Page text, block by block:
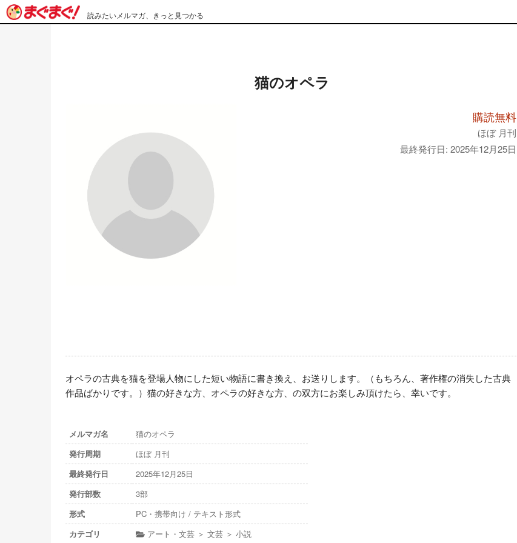
読みたいメルマガ、きっと見つかる
猫のオペラ
購読無料
ほぼ 月刊
最終発行日: 2025年12月25日
オペラの古典を猫を登場人物にした短い物語に書き換え、お送りします。（もちろん、著作権の消失した古典
作品ばかりです。）猫の好きな方、オペラの好きな方、の双方にお楽しみ頂けたら、幸いです。
メルマガ名
猫のオペラ
発行周期
ほぼ 月刊
最終発行日
2025年12月25日
発行部数
3部
形式
PC・携帯向け / テキスト形式
カテゴリ
アート・文芸 ＞ 文芸 ＞ 小説